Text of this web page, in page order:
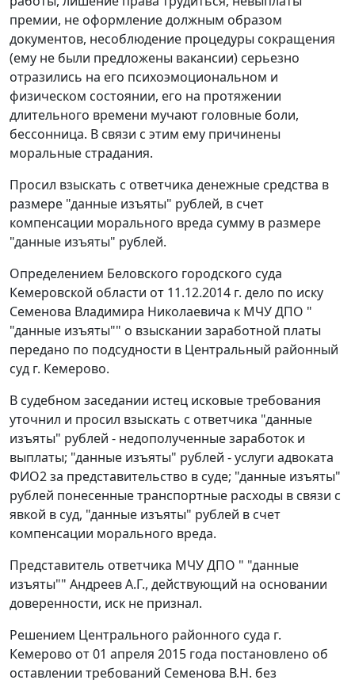
премии, не оформление должным образом
документов, несоблюдение процедуры сокращения
(ему не были предложены вакансии) серьезно
отразились на его психоэмоциональном и
физическом состоянии, его на протяжении
длительного времени мучают головные боли,
бессонница. В связи с этим ему причинены
моральные страдания.
Просил взыскать с ответчика денежные средства в
размере "данные изъяты" рублей, в счет
компенсации морального вреда сумму в размере
"данные изъяты" рублей.
Определением Беловского городского суда
Кемеровской области от 11.12.2014 г. дело по иску
Семенова Владимира Николаевича к МЧУ ДПО "
"данные изъяты"" о взыскании заработной платы
передано по подсудности в Центральный районный
суд г. Кемерово.
В судебном заседании истец исковые требования
уточнил и просил взыскать с ответчика "данные
изъяты" рублей - недополученные заработок и
выплаты; "данные изъяты" рублей - услуги адвоката
ФИО2 за представительство в суде; "данные изъяты"
рублей понесенные транспортные расходы в связи с
явкой в суд, "данные изъяты" рублей в счет
компенсации морального вреда.
Представитель ответчика МЧУ ДПО " "данные
изъяты"" Андреев А.Г., действующий на основании
доверенности, иск не признал.
Решением Центрального районного суда г.
Кемерово от 01 апреля 2015 года постановлено об
оставлении требований Семенова В.Н. без